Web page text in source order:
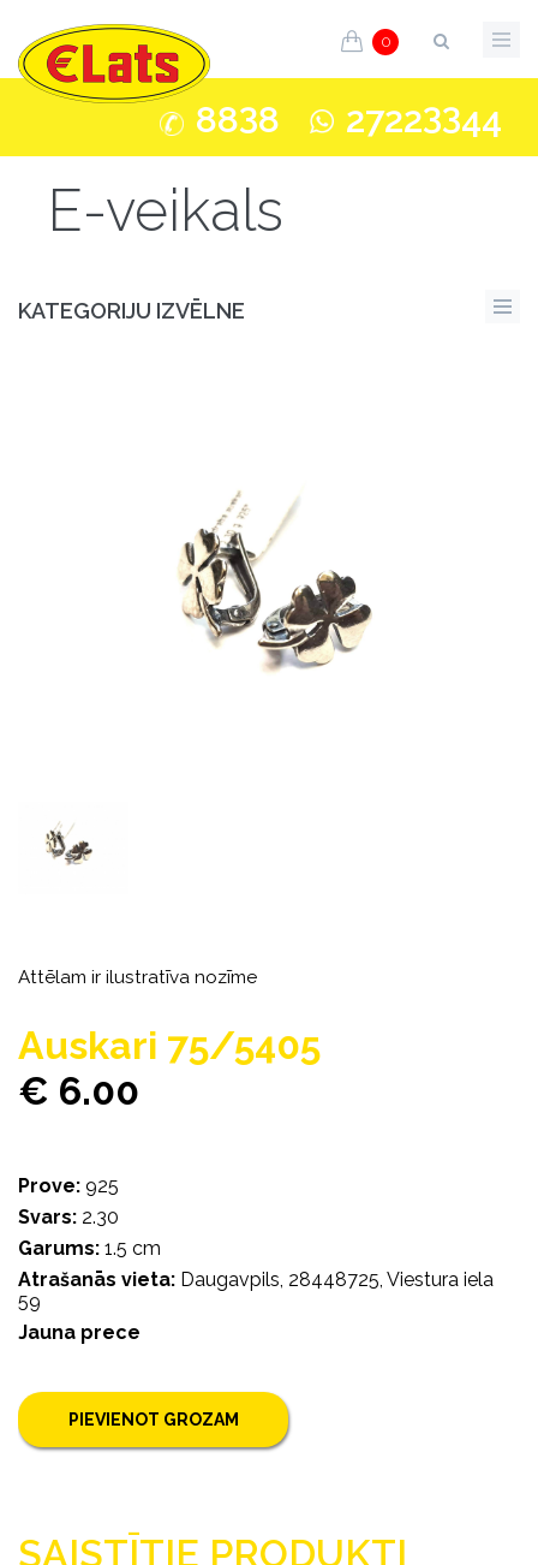
0
8838 27223344
E-veikals
KATEGORIJU IZVĒLNE
Attēlam ir ilustratīva nozīme
Auskari 75/5405
€ 6.00
Prove: 925
Svars: 2.30
Garums: 1.5 cm
Atrašanās vieta: Daugavpils, 28448725, Viestura iela
59
Jauna prece
PIEVIENOT GROZAM
SAISTĪTIE PRODUKTI